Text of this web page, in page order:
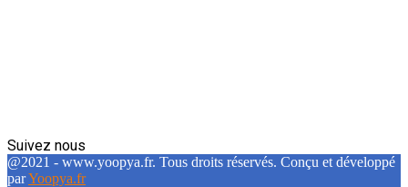
Suivez nous
Facebook
Twitter
Linkedin
@2021 - www.yoopya.fr. Tous droits réservés. Conçu et développé
parYoopya.fr